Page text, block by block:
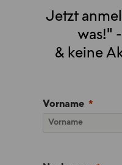
Jetzt
was!"
& keine
Vorname